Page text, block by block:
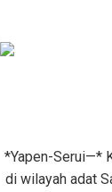
*Yapen-Serui—*
di wilayah adat